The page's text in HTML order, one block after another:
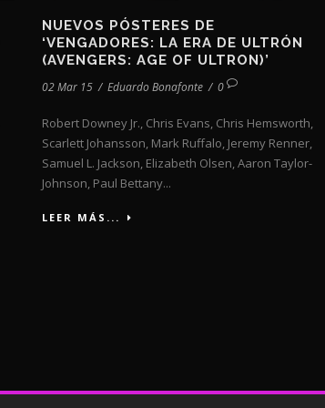
NUEVOS PÓSTERES DE
‘VENGADORES: LA ERA DE ULTRÓN
(AVENGERS: AGE OF ULTRON)’
02 Mar 15 / Eduardo Bonafonte / 0
Robert Downey Jr., Chris Evans, Chris Hemsworth,
Scarlett Johansson, Mark Ruffalo, Jeremy Renner,
Samuel L. Jackson, Elizabeth Olsen, Aaron Taylor-
Johnson, Paul Bettany...
LEER MÁS...